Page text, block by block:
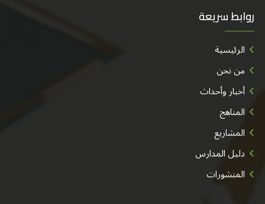
روابط سريعة
الرئيسية
من نحن
أخبار وأحداث
المناهج
المشاريع
دليل المدارس
المنشورات